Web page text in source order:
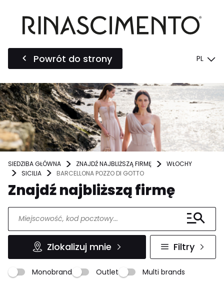
Powrót do strony PL
SIEDZIBA GŁÓWNA ZNAJDŹ NAJBLIŻSZĄ FIRMĘ
WŁOCHY
SICILIA
BARCELLONA POZZO DI GOTTO
Znajdź najbliższą firmę
Zlokalizuj mnie Filtry
Monobrand Outlet Multi brands